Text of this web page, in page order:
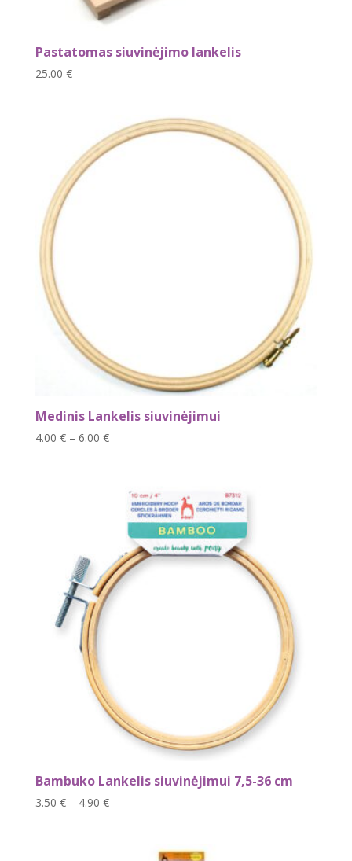
Pastatomas siuvinėjimo lankelis
25.00 €
Medinis Lankelis siuvinėjimui
4.00 € – 6.00 €Price
through
6.00 €
Bambuko Lankelis siuvinėjimui 7,5-36 cm
3.50 € – 4.90 €Price